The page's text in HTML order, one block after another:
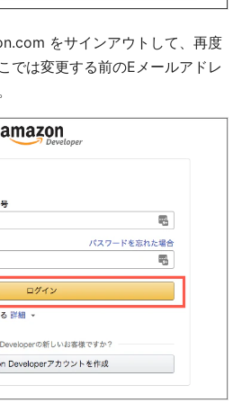
をサインアウトして、再度
では変更する前のEメールアドレ